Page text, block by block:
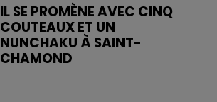
IL SE PROMÈNE AVEC CINQ
COUTEAUX ET UN
NUNCHAKU À SAINT-
CHAMOND